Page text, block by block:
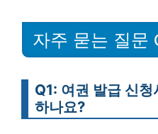
자주 묻는 질문
Q1: 여권 발급 신
하나요?